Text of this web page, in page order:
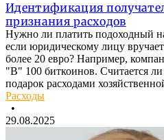
Идентификация
признания расходов
Нужно ли платить подоходный
если юридическому лицу
более 20 евро? Например,
"В" 100 биткоинов. Считается ли
подарок расходами
Расходы
•
29.08.2025